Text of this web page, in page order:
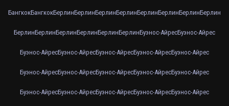
БангкокБангкокБерлинБерлинБерлинБерлинБерлинБерлинБерлинБерлин
БерлинБерлинБерлинБерлинБерлинБерлинБуэнос-АйресБуэнос-Айрес
Буэнос-АйресБуэнос-АйресБуэнос-АйресБуэнос-АйресБуэнос-Айрес
Буэнос-АйресБуэнос-АйресБуэнос-АйресБуэнос-АйресБуэнос-Айрес
Буэнос-АйресБуэнос-АйресБуэнос-АйресБуэнос-АйресБуэнос-Айрес